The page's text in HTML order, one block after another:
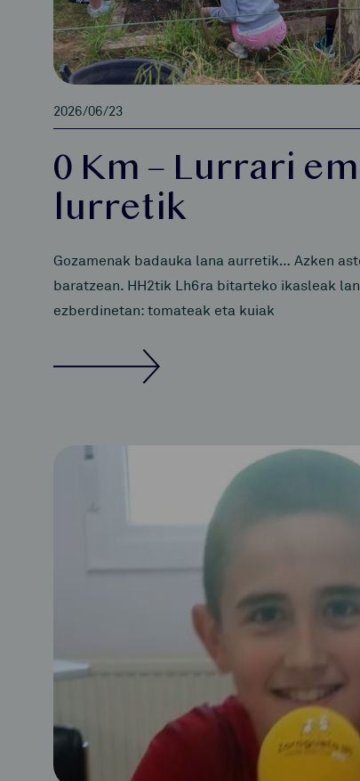
2026/06/23
0 Km – Lurrari
lurretik
Gozamenak badauka lana aurretik… Azken
baratzean. HH2tik Lh6ra bitarteko ikasleak
ezberdinetan: tomateak eta kuiak